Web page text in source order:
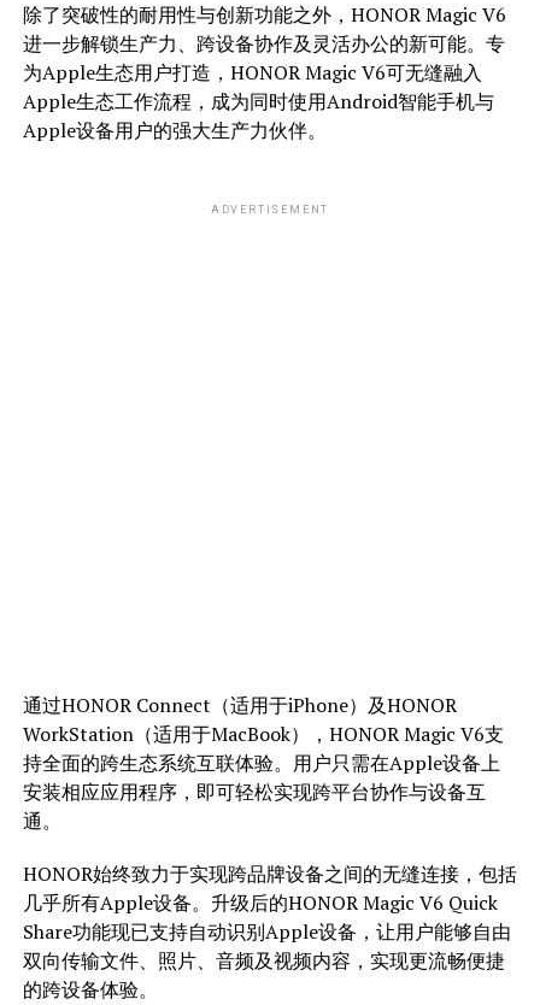
除了突破性的耐用性与创新功能之外，HONOR Magic V6
进一步解锁生产力、跨设备协作及灵活办公的新可能。专
为Apple生态用户打造，HONOR Magic V6可无缝融入
Apple生态工作流程，成为同时使用Android智能手机与
Apple设备用户的强大生产力伙伴。
ADVERTISEMENT
通过HONOR Connect（适用于iPhone）及HONOR
WorkStation（适用于MacBook），HONOR Magic V6支
持全面的跨生态系统互联体验。用户只需在Apple设备上
安装相应应用程序，即可轻松实现跨平台协作与设备互
通。
HONOR始终致力于实现跨品牌设备之间的无缝连接，包括
几乎所有Apple设备。升级后的HONOR Magic V6 Quick
Share功能现已支持自动识别Apple设备，让用户能够自由
双向传输文件、照片、音频及视频内容，实现更流畅便捷
的跨设备体验。